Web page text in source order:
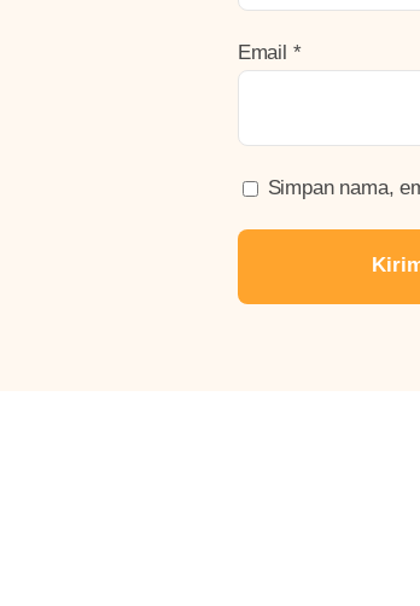
Email *
Simpan nama,